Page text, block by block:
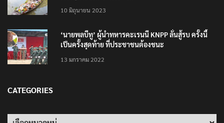
10 มิถุนายน 2023
‘นายพลบีทู’ ผู้นำทหารคะเรนนี KNPP ลั่นสู้รบ ครั้งนี้
เป็นครั้งสุดท้าย ที่ประชาชนต้องชนะ
13 มกราคม 2022
CATEGORIES
Categories